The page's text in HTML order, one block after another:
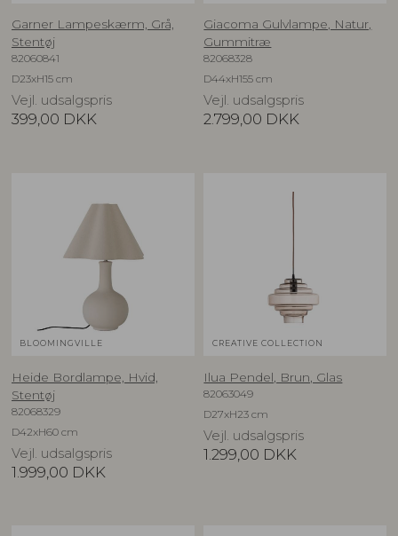
Garner Lampeskærm, Grå,
Stentøj
82060841
D23xH15 cm
Vejl. udsalgspris
399,00 DKK
Giacoma Gulvlampe, Natur,
Gummitræ
82068328
D44xH155 cm
Vejl. udsalgspris
2.799,00 DKK
BLOOMINGVILLE
Heide Bordlampe, Hvid,
Stentøj
82068329
D42xH60 cm
Vejl. udsalgspris
1.999,00 DKK
CREATIVE COLLECTION
Ilua Pendel, Brun, Glas
82063049
D27xH23 cm
Vejl. udsalgspris
1.299,00 DKK